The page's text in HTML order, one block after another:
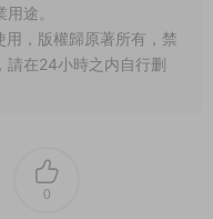
途。
，版權歸原著所有，禁
請在24小時之内自行删
0